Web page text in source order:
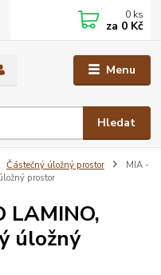
Menu
Hledat
0 ks
za 0 Kč
Částečný úložný prostor
MIA -
prostor
LAMINO,
úložný